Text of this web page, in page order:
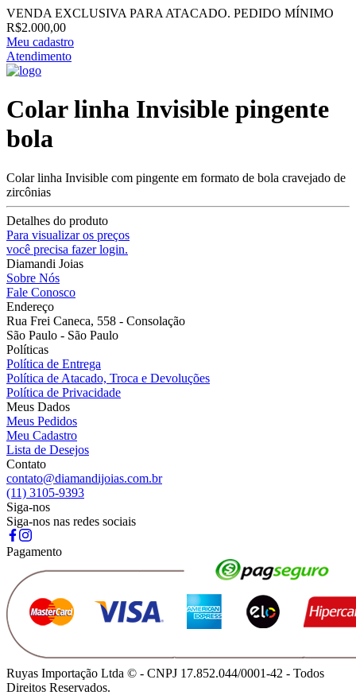
VENDA EXCLUSIVA PARA ATACADO. PEDIDO MÍNIMO
R$2.000,00
Meu cadastro
Atendimento
Colar linha Invisible pingente
bola
Colar linha Invisible com pingente em formato de bola cravejado de
zircônias
Detalhes do produto
Para visualizar os preços
você precisa fazer login.
Diamandi Joias
Sobre Nós
Fale Conosco
Endereço
Rua Frei Caneca, 558 - Consolação
São Paulo - São Paulo
Políticas
Política de Entrega
Política de Atacado, Troca e Devoluções
Política de Privacidade
Meus Dados
Meus Pedidos
Meu Cadastro
Lista de Desejos
Contato
contato@diamandijoias.com.br
(11) 3105-9393
Siga-nos
Siga-nos nas redes sociais
Pagamento
Ruyas Importação Ltda © - CNPJ 17.852.044/0001-42 - Todos
Direitos Reservados.